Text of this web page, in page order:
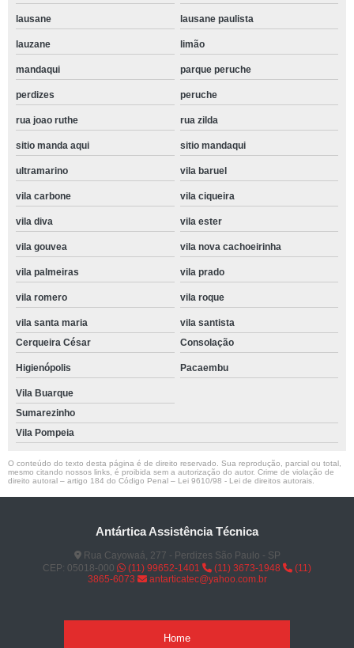
lausane lausane paulista
lauzane limão
mandaqui parque peruche
perdizes peruche
rua joao ruthe rua zilda
sitio manda aqui sitio mandaqui
ultramarino vila baruel
vila carbone vila ciqueira
vila diva vila ester
vila gouvea vila nova cachoeirinha
vila palmeiras vila prado
vila romero vila roque
vila santa maria
vila santista
Cerqueira César
Consolação
Higienópolis Pacaembu
Vila Buarque
Sumarezinho
Vila Pompeia
O conteúdo do texto desta página é de direito reservado. Sua reprodução, parcial ou total,
mesmo citando nossos links, é proibida sem a autorização do autor. Crime de violação de
direito autoral – artigo 184 do Código Penal – Lei 9610/98 - Lei de direitos autorais
Antártica Assistência Técnica
Rua Cayowaá, 277 - Perdizes São Paulo - SP
CEP: 05018-000
(11) 99652-1401 (11) 3673-1948
(11)
3865-6073
antarticatec@yahoo.com.br
Home